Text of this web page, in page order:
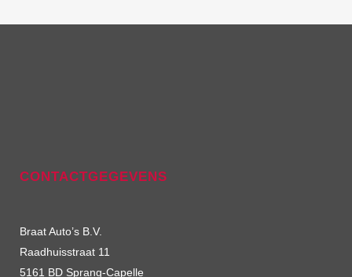
CONTACTGEGEVENS
Braat Auto’s B.V.
Raadhuisstraat 11
5161 BD Sprang-Capelle